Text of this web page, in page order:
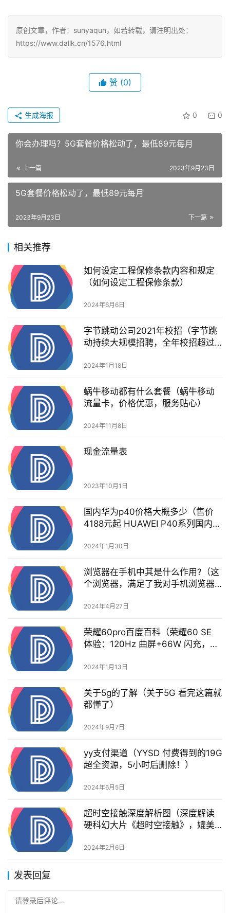
原创文章，作者：sunyaqun，如若转载，请注明出处：
https://www.dallk.cn/1576.html
赞 (0)
0 0
生成海报
你会办理吗？5G套餐价格松动了，最低89元每月
上一篇 2023年9月23日
5G套餐价格松动了，最低89元每月
下一篇
2023年9月23日
相关推荐
如何设定工程保修条款内容和规定
（如何设定工程保修条款）
2024年6月6日
字节跳动公司2021年校招（字节跳
动持续大规模招聘，全年校招超过1
2024年1月18日
蜗牛移动都有什么套餐（蜗牛移动
流量卡，价格优惠，服务贴心）
2024年11月8日
现金流量表
2023年10月1日
国内华为p40价格大概多少（售价
4188元起 HUAWEI P40系列国内正
2024年1月30日
浏览器在手机中其是什么作用?（这
个浏览器，满足了我对手机浏览器
2024年4月27日
荣耀60pro百度百科（荣耀60 SE
体验：120Hz 曲屏+66W 闪充，
2024年1月13日
关于5g的了解（关于5G 看完这篇就
都懂了）
2024年9月7日
yy支付渠道（YYSD 付费得到的19G
超全资源，5小时后删除！）
2024年6月5日
超时空接触深度解析图（深度解读
硬科幻大片《超时空接触》，媲美
2024年2月6日
发表回复
请登录后评论...